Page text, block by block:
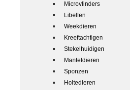
Microvlinders
Libellen
Weekdieren
Kreeftachtigen
Stekelhuidigen
Manteldieren
Sponzen
Holtedieren